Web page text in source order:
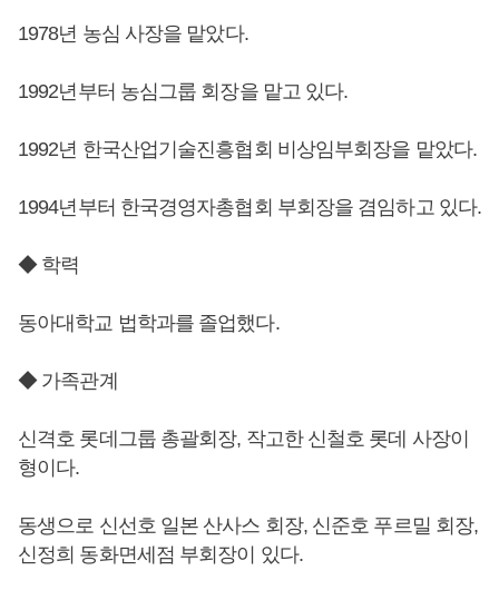
1978년 농심 사장을 맡았다.
1992년부터 농심그룹 회장을 맡고 있다.
1992년 한국산업기술진흥협회 비상임부회장을 맡았다.
1994년부터 한국경영자총협회 부회장을 겸임하고 있다.
◆ 학력
동아대학교 법학과를 졸업했다.
◆ 가족관계
신격호 롯데그룹 총괄회장, 작고한 신철호 롯데 사장이
형이다.
동생으로 신선호 일본 산사스 회장, 신준호 푸르밀 회장,
신정희 동화면세점 부회장이 있다.